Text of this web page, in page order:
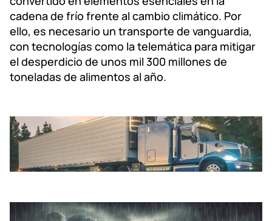
cadena de frío frente al cambio climático. Por
ello, es necesario un transporte de vanguardia,
con tecnologías como la telemática para mitigar
el desperdicio de unos mil 300 millones de
toneladas de alimentos al año.